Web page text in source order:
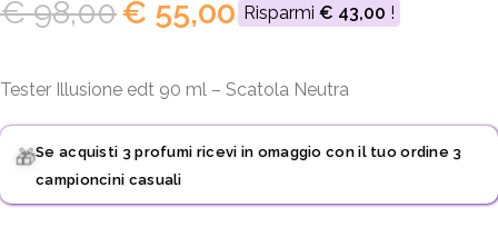
€98,00€ 55,00 Risparmi € 43,00 !
Tester Illusione edt 90 ml – Scatola Neutra
🎁Se acquisti 3 profumi ricevi in omaggio con il tuo ordine 3
campioncini casuali